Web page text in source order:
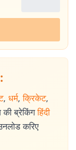
, धर्म, क्रिकेट,
की ब्रेकिंग हिंदी
करिए